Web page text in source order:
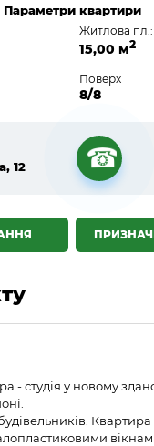
Параметри квартири
Житлова пл.:
15,00 м2
Поверх
8/8
12
☎
- студія у новому